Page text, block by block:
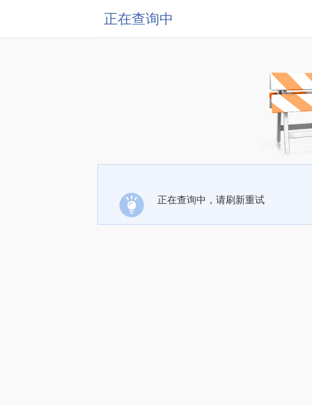
正在查询中
正在查询中，请刷新重试